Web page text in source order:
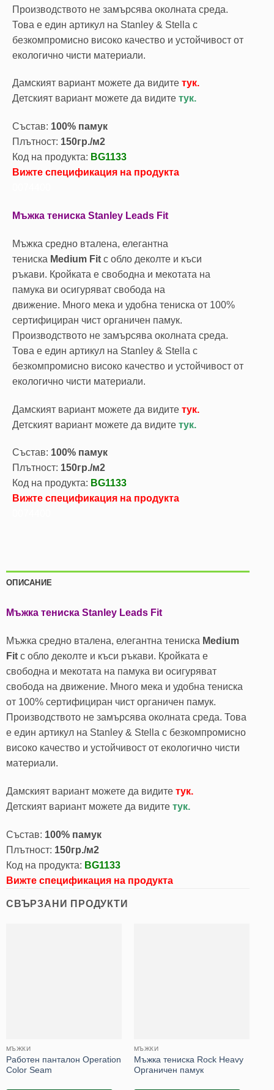
Производството не замърсява околната среда.
Това е един артикул на Stanley & Stella с
безкомпромисно високо качество и устойчивост от
екологично чисти материали.
Дамският вариант можете да видите тук.
Детският вариант можете да видите тук.
Състав: 100% памук
Плътност: 150гр./м2
Код на продукта: BG1133
Вижте спецификация на продукта
Мъжка тениска Stanley Leads Fit
Мъжка средно вталена, елегантна
тениска Medium Fit с обло деколте и къси
ръкави. Кройката е свободна и мекотата на
памука ви осигуряват свобода на
движение. Много мека и удобна тениска от 100%
сертифициран чист органичен памук.
Производството не замърсява околната среда.
Това е един артикул на Stanley & Stella с
безкомпромисно високо качество и устойчивост от
екологично чисти материали.
Дамският вариант можете да видите тук.
Детският вариант можете да видите тук.
Състав: 100% памук
Плътност: 150гр./м2
Код на продукта: BG1133
Вижте спецификация на продукта
ОПИСАНИЕ
Мъжка тениска Stanley Leads Fit
Мъжка средно вталена, елегантна тениска Medium
Fit с обло деколте и къси ръкави. Кройката е
свободна и мекотата на памука ви осигуряват
свобода на движение. Много мека и удобна тениска
от 100% сертифициран чист органичен памук.
Производството не замърсява околната среда. Това
е един артикул на Stanley & Stella с безкомпромисно
високо качество и устойчивост от екологично чисти
материали.
Дамският вариант можете да видите тук.
Детският вариант можете да видите тук.
Състав: 100% памук
Плътност: 150гр./м2
Код на продукта: BG1133
Вижте спецификация на продукта
СВЪРЗАНИ ПРОДУКТИ
МЪЖКИ
Работен панталон Operation
Color Seam
МЪЖКИ
Мъжка тениска Rock Heavy
Органичен памук